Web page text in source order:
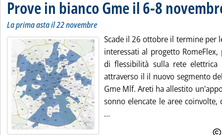
Prove in bianco Gme il 6-8
La prima asta il 22 novembre
Scade il 26 ottobre il termine per
interessati al progetto
di flessibilità sulla rete elettrica
attraverso il il nuovo segmento
Gme Mlf. Areti ha allestito
sonno elencate le aree
...